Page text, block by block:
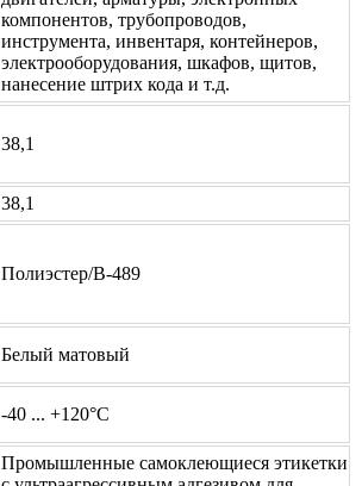
компонентов, трубопроводов,
инструмента, инвентаря, контейнеров,
электрооборудования, шкафов, щитов,
нанесение штрих кода и т.д.
38,1
38,1
Полиэстер/В-489
Белый матовый
-40 ... +120°С
Промышленные самоклеющиеся этикетки